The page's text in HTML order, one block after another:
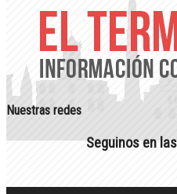
Nuestras redes
Seguinos en